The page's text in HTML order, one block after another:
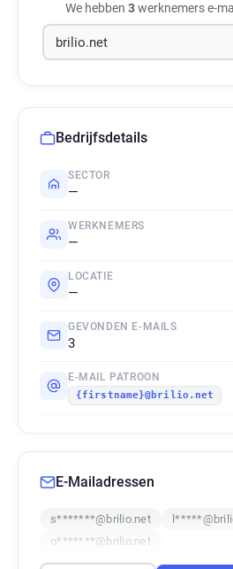
We hebben 3werknemers e-
Bedrijfsdetails
SECTOR
—
WERKNEMERS
—
LOCATIE
—
GEVONDEN E-MAILS
3
E-MAIL PATROON
{firstname}@brilio.net
E-Mailadressen
s*******@brilio.net
o*******@brilio.net